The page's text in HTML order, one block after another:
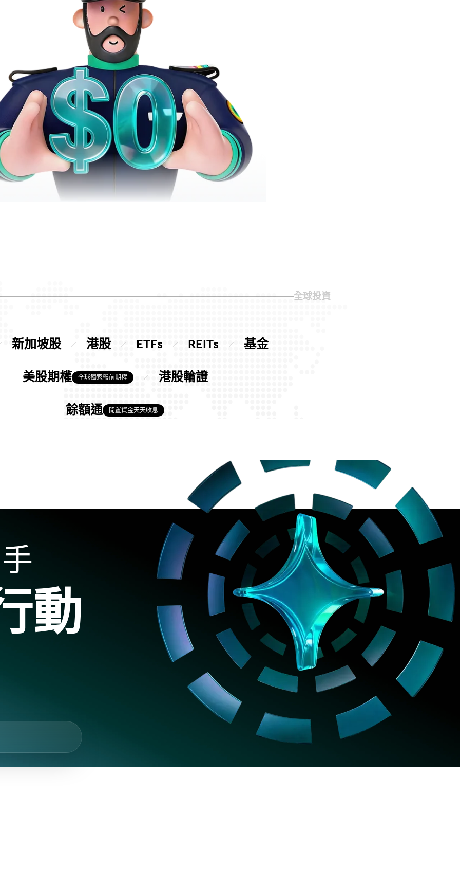
全球投資
新加坡股 港股 ETFs REITs 基金
美股期權 全球獨家盤前期權 港股輪證
餘額通 閒置資金天天收息
動